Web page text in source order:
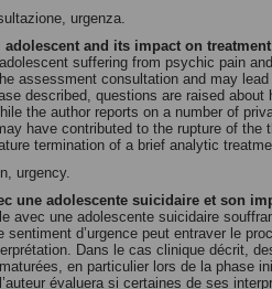
urgenza.
and its impact on treatment
suffering from psychic pain
assessment consultation and may
described, questions are raised about
the author reports on a number of
have contributed to the rupture of the
termination of a brief analytic
urgency.
une adolescente suicidaire et son
avec une adolescente suicidaire
d’urgence peut entraver le
Dans le cas clinique décrit,
en particulier lors de la phase
évaluera si certaines de ses